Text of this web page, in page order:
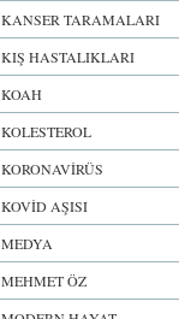
KANSER TARAMALARI
KIŞ HASTALIKLARI
KOAH
KOLESTEROL
KORONAVİRÜS
KOVİD AŞISI
MEDYA
MEHMET ÖZ